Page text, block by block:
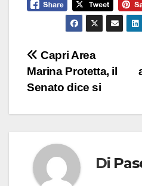
Navigazione
articoli
Capri Area
Marina Protetta, il
Senato dice si
Di